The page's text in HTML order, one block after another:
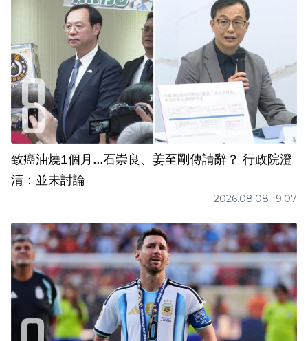
致癌油燒1個月...石崇良、姜至剛傳請辭？ 行政院澄
清：並未討論
2026.08.08 19:07